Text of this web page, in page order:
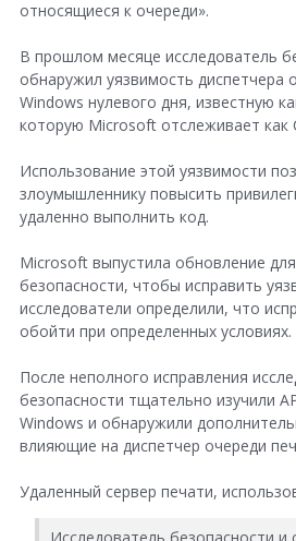
g
e
+
относящиеся к очереди».
В прошлом месяце исследователь
обнаружил уязвимость диспетчера
Windows нулевого дня, известную
которую Microsoft отслеживает как
Использование этой уязвимости
злоумышленнику повысить
удаленно выполнить код.
Microsoft выпустила обновление
безопасности, чтобы исправить
исследователи определили, что
обойти при определенных условиях.
После неполного исправления
безопасности тщательно изучили
Windows и обнаружили
влияющие на диспетчер очереди
Удаленный сервер печати,